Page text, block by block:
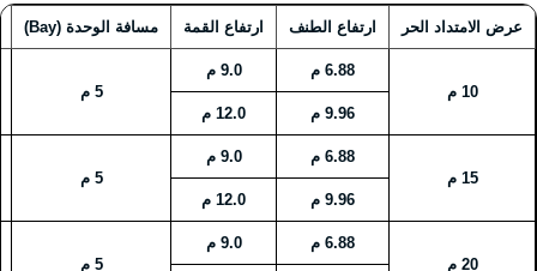
عرض الامتداد الحر ارتفاع الطنف ارتفاع القمة مسافة الوحدة (Bay)
10 م
6.88 م
9.0 م
5 م
9.96 م
12.0 م
15 م
6.88 م
9.0 م
5 م
9.96 م
12.0 م
20 م
6.88 م
9.0 م
5 م